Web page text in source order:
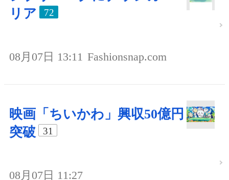
リア
72
08月07日 13:11 Fashionsnap.com
映画「ちいかわ」興収50億円
突破
31
08月07日 11:27